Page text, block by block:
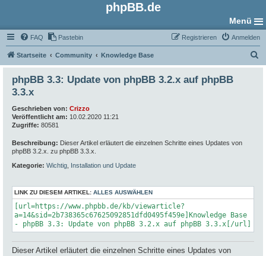
phpBB.de
Menü
FAQ Pastebin Anmelden
Registrieren
Startseite Community Knowledge Base
u
phpBB 3.3: Update von phpBB 3.2.x auf phpBB
3.3.x
Geschrieben von: Crizzo
Veröffentlicht am: 10.02.2020 11:21
Zugriffe: 80581
Beschreibung: Dieser Artikel erläutert die einzelnen Schritte eines Updates von
phpBB 3.2.x. zu phpBB 3.3.x.
Kategorie: Wichtig Installation und Update
LINK ZU DIESEM ARTIKEL: ALLES AUSWÄHLEN
[url=https://www.phpbb.de/kb/viewarticle?
a=14&sid=2b738365c67625092851dfd0495f459e]Knowledge Base
- phpBB 3.3: Update von phpBB 3.2.x auf phpBB 3.3.x[/url]
Dieser Artikel erläutert die einzelnen Schritte eines Updates von